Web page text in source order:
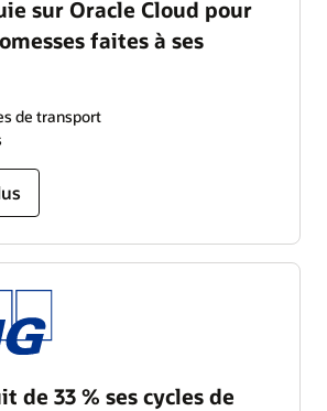
sur Oracle Cloud pour
faites à ses
de transport
de 33 % ses cycles de